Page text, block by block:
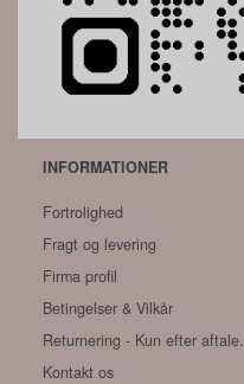
INFORMATIONER
Fortrolighed
Fragt og levering
Firma profil
Betingelser & Vilkår
Returnering - Kun efter aftale.
Kontakt os